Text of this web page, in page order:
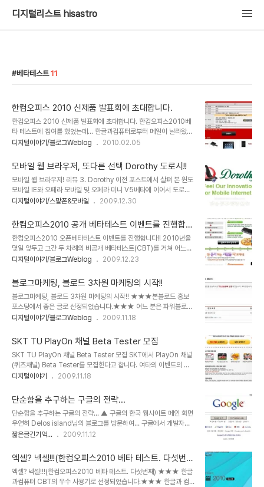
디지털리스트 hisastro
베타테스트 11
한컴오피스 2010 신제품 발표회에 초대합니다.
한컴오피스 2010 신제품 발표회에 초대합니다. 한컴오피스2010베
타 테스트에 참여를 했었는데... 한글과컴퓨터로부터 메일이 날라왔습
니다. 한컴오피스 2010 신제품 발표회를 한다는 군요. 한컴오피스
을까 합니다. 또한, 신제품 발표회에 참석하여 설문지를 작성하면 여행
용 파우치를 선물로 준다고 합니다. 서울 및 인근에 계신 분들 중 시간
이 되시면 사전등록을 하고 참여하실 수 있지 않을까 싶습니다. 토종
오피스 프로그램으로써 이전과 달리 많은 부분 MS에 밀리고 있고...
향후 클라우드 컴퓨팅 오피스 환경을 생각하면 구글독스의 영향을 생
오피스 2010이 되었으면 합니다...
디지털이야기/블로그Weblog 2010.02.05
모바일 웹 브라우저, 또다른 선택 Dorothy 도로시!!
모바일 웹 브라우저! 리뷰 3. Dorothy 이전 포스트에서 살펴 본 윈도
모바일 IE와 오페라 모바일 및 오페라 미니 V5베타에 이어서 도로시
모바일 웹 브라우저에 대해 개인적인 사용 경험을 바탕으로 성능 및 기
하나의 모바일 웹 브라우저! Webkit기반의 도로시!! 내용이 내용이다
보니 가볍게 살펴본다고 생각하고 시작했는데, 일부 부담이 붙어버린
글이 되어 버렸습니다. 그런 까닭에 본이 아니게 글의 진행에 있어 속
도가 느려진 점이나 약속과 다르게 살펴보고자 했던 프로그램에 대한
내용을 다루지 못하고 다음으로 미루게 된 부분도 생기게 된 듯 합니
간이 조금 걸리더라도 마무리..
디지털이야기/스맡폰&모바일 2009.12.30
한컴오피스2010 공개 베타테스트 이벤트를 진행합니
다!!
한컴오피스2010 오픈베타테스트 이벤트를 진행합니다!! 2010년을
몇일 앞두고 그간 두 차례의 비공개 베타테스트(CBT)를 거쳐 어느정
도의 완성도를 갖춘 형태로 드디어 한컴오피스2010에 대한 공개 베
트에 참여를 했고, 두번째는 좀 우여곡절이 있기도 했었습니다만, 어쨌
든... 진행에 있어서도 좀 보완이 되어 보입니다. 특히 홍보를 위한 이
미지 등과 준비된 상품들도... 신경을 쓴 듯한 느낌이 드는군요. 기존에
한컴오피스나 한글을 사용해 보셨다면-대한민국 사람이라면 써본 사
람이 대부분이겠지만...^^ - 새로워진 기능들을 한번 사용해 보시는 것
에 참여하셔서 덤으로 선물을 ..
디지털이야기/블로그Weblog 2009.12.23
블로그마케팅, 블로드 3차원 마케팅의 시작!!
블로그마케팅, 블로드 3차원 마케팅의 시작!! ★★★본블로드 홍보
포스팅에서 좋은 글로 선정되었습니다.★★★ 어느 분은 파워블로거
와 프로블로거로 나누어 그 명확성을 수입이라는 기준으로 이야기를
둘을 나눈다는 건 좀 무리가 있지 않나 생각합니다. 물론 수입만을 생
각해 포스팅을 그러한 쪽으로 유도하거나 속된말로 트릭을 활용하는
경우가 좀 빈번한 경우에 눈쌀이 찌푸려지기도 합니다만, 전 이러한 형
태의 블로그 운영을 프로블로거라 지칭한다는 것 자체가 좀 우습다고
생각합니다. 그 이유는 단순히 이러한 광고만 게재하는 형태로 운영한
각되는 프로블로거의 블로그를 보면, 어딘가 달라도 ..
디지털이야기/블로그Weblog 2009.11.18
SKT TU PlayOn 채널 Beta Tester 모집
SKT TU PlayOn 채널 Beta Tester 모집 SKT에서 PlayOn 채널
(퀴즈채널) Beta Tester를 모집한다고 합니다. 여타의 이벤트의 경
우 특정한 몇 명에게 혜택을 주지만, 선발 인원이 200명이나 되고, 미
운 미션도 아닌 듯 하니 가볍게 참여하고 무료통화 30분을 가져 가는
것도 괜찮아 보입니다. 보통 캐쉬백이 1천원 당 1포인트니까... 이러한
캐쉬백으로 산정하면 무료통화 30분은 작은 게 아니라는 생각도 듭니
다. ^^ 물론 저의 생각입니다. SKT를 사용하고 계시고 위성DMB TU
를 사용하시는 분들은 참여해 보시는 것도 괜찮지 않나 생각합니다. 사
디지털이야기 2009.11.18
단순함을 추구하는 구글의 전략...
단순함을 추구하는 구글의 전략... ▲ 구글의 한국 웹사이트 메인 화면
우연히 Delos island님의 블로그를 방문하여... 구글에서 개발자로
근무하고 있는 데니스 황이 -구글 메인페이지의 구글 로고를 디자인하
게 되었습니다. 짧은 내용이었지만, 참 많은 생각을 하게 만듭니다.
"구글이 단순함을 고집하는 이유 중 하나는 그것이 바로 구글의 기본
철학이기 때문이며, 엔터테인먼트나 포털사이트와는 달리 사용자가
빨리 와서 찾고자 하는 정보를 가장 빨리 찾고 빨리 떠나야 구글이 성
짧은글긴기억... 2009.11.12
엑셀? 넥셀!!!(한컴오피스2010 베타 테스트. 다섯번
째)
엑셀? 넥셀!!!(한컴오피스2010 베타 테스트. 다섯번째) ★★★ 한글
과컴퓨터 CBT의 우수 사용기로 선정되었습니다.★★★ 한글과 컴